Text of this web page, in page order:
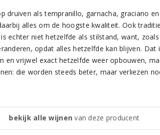
druiven als tempranillo, garnacha, graciano
alles om de hoogste kwaliteit. Ook
echter niet hetzelfde als stilstand, want,
opdat alles hetzelfde kan blijven. Dat
vrijwel exact hetzelfde weer opbouwen,
die worden steeds beter, maar verliezen
bekijk alle wijnen van deze producent